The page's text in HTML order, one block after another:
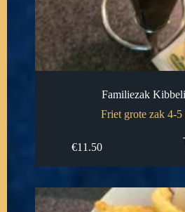
Familiezak
Friet grote zak 4-5
€11.50